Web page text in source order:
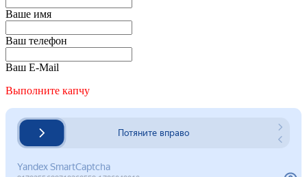
Ваше имя
Ваш телефон
Ваш E-Mail
Выполните капчу